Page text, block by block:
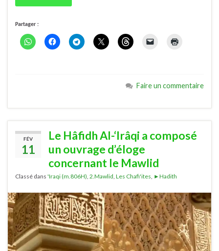
Partager :
Faire un commentaire
FÉV
11
Le Hâfidh Al-‘Irâqi a composé
un ouvrage d’éloge
concernant le Mawlid
Classé dans 'Iraqi (m.806H), 2.Mawlid, Les Chafi'ites, ►Hadith